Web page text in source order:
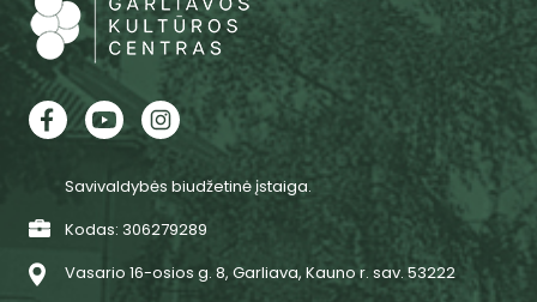
Savivaldybės biudžetinė įstaiga.
Kodas: 306279289
Vasario 16-osios g. 8, Garliava, Kauno r. sav. 53222